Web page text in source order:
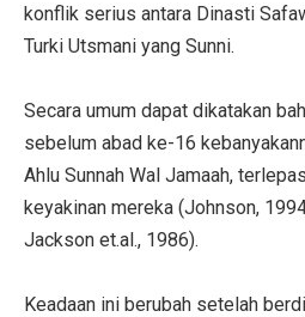
konflik serius antara Dinasti
Turki Utsmani yang Sunni.
Secara umum dapat dikatakan
sebelum abad ke-16
Ahlu Sunnah Wal Jamaah,
keyakinan mereka (Johnson,
Jackson et.al., 1986).
Keadaan ini berubah setelah